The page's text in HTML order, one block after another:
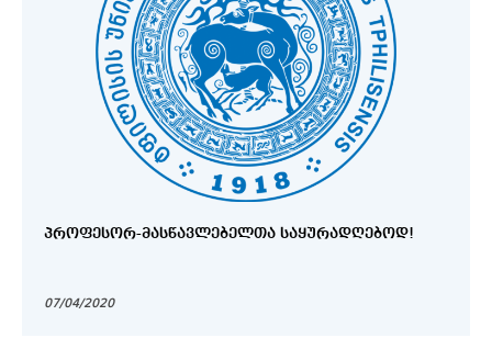
ᲞᲠᲝᲤᲔᲡᲝᲠ-ᲛᲐᲡᲬᲐᲕᲚᲔᲑᲔᲚᲗᲐ ᲡᲐᲧᲣᲠᲐᲓᲦᲔᲑᲝᲓ!
07/04/2020